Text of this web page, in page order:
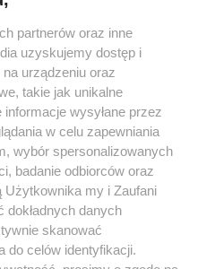
nie może być powielany i
w jakikolwiek sposób (w
na jakimkolwiek polu
z umieszczaniem w Internecie
Jakiekolwiek użycie lub
w części z naruszeniem prawa, tzn.
pod groźbą kary i może być ścigane
partnerów oraz inne
uzyskujemy dostęp i
urządzeniu oraz
takie jak unikalne
wysyłane przez
w celu zapewniania
wybór spersonalizowanych
badanie odbiorców oraz
Użytkownika my i Zaufani
danych
skanować
do celów identyfikacji.